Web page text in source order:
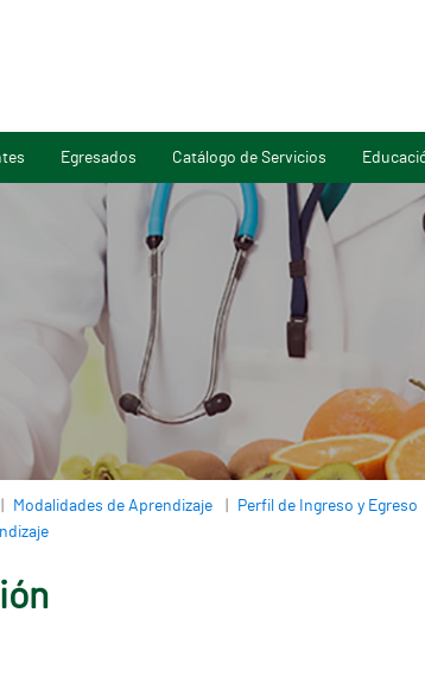
Egresados Catálogo de Servicios
Modalidades de Aprendizaje Perfil de Ingreso y Egreso